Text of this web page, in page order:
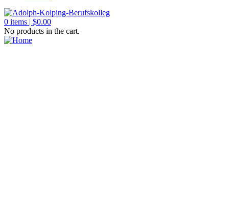
0 items | $0.00
No products in the cart.